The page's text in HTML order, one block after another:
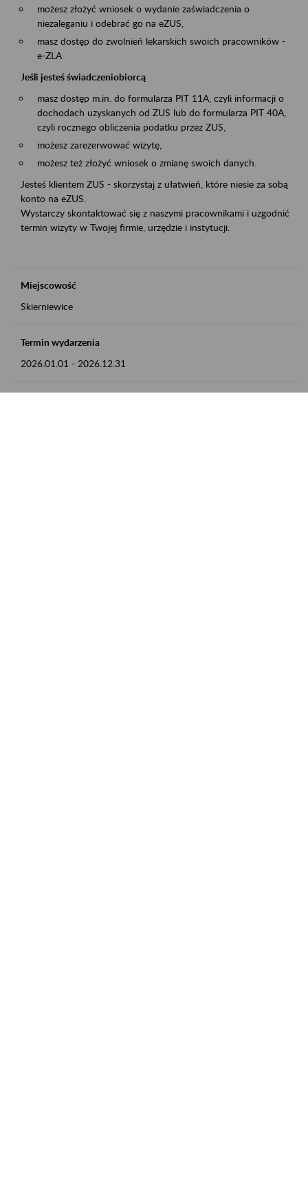
możesz złożyć wniosek o wydanie zaświadczenia o
niezaleganiu i odebrać go na eZUS,
masz dostęp do zwolnień lekarskich swoich pracowników -
e-ZLA
Jeśli jesteś świadczeniobiorcą
masz dostęp m.in. do formularza PIT 11A, czyli informacji o
dochodach uzyskanych od ZUS lub do formularza PIT 40A,
czyli rocznego obliczenia podatku przez ZUS,
możesz zarezerwować wizytę,
możesz też złożyć wniosek o zmianę swoich danych.
Jesteś klientem ZUS - skorzystaj z ułatwień, które niesie za sobą
konto na eZUS.
Wystarczy skontaktować się z naszymi pracownikami i uzgodnić
termin wizyty w Twojej firmie, urzędzie i instytucji.
Miejscowość
Skierniewice
Termin wydarzenia
2026.01.01 - 2026.12.31